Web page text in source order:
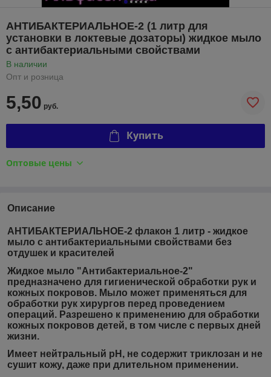
АНТИБАКТЕРИАЛЬНОЕ-2 (1 литр для
установки в локтевые дозаторы) жидкое мыло
с антибактериальными свойствами
В наличии
Опт и розница
5,50 руб.
Купить
Оптовые цены
Описание
АНТИБАКТЕРИАЛЬНОЕ-2 флакон 1 литр - жидкое
мыло с антибактериальными свойствами без
отдушек и красителей
Жидкое мыло "Антибактериальное-2"
предназначено для гигиенической обработки рук и
кожных покровов. Мыло может применяться для
обработки рук хирургов перед проведением
операций. Разрешено к применению для обработки
кожных покровов детей, в том числе с первых дней
жизни.
Имеет нейтральный рН , не содержит триклозан и не
сушит кожу, даже при длительном применении.